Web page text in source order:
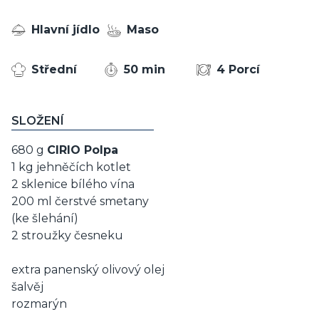
Hlavní jídlo Maso
Střední 50 min 4 Porcí
SLOŽENÍ
680 g CIRIO Polpa
1 kg jehněčích kotlet
2 sklenice bílého vína
200 ml čerstvé smetany
(ke šlehání)
2 stroužky česneku
extra panenský olivový olej
šalvěj
rozmarýn